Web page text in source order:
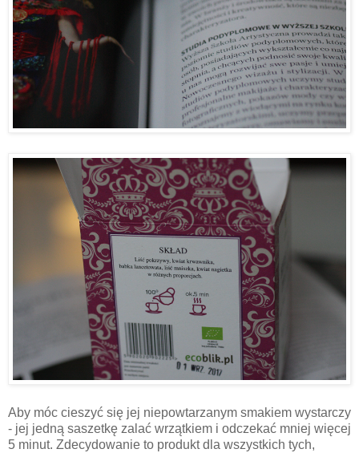
Aby móc cieszyć się jej niepowtarzanym smakiem wystarczy
- jej jedną saszetkę zalać wrzątkiem i odczekać mniej więcej
5 minut. Zdecydowanie to produkt dla wszystkich tych,